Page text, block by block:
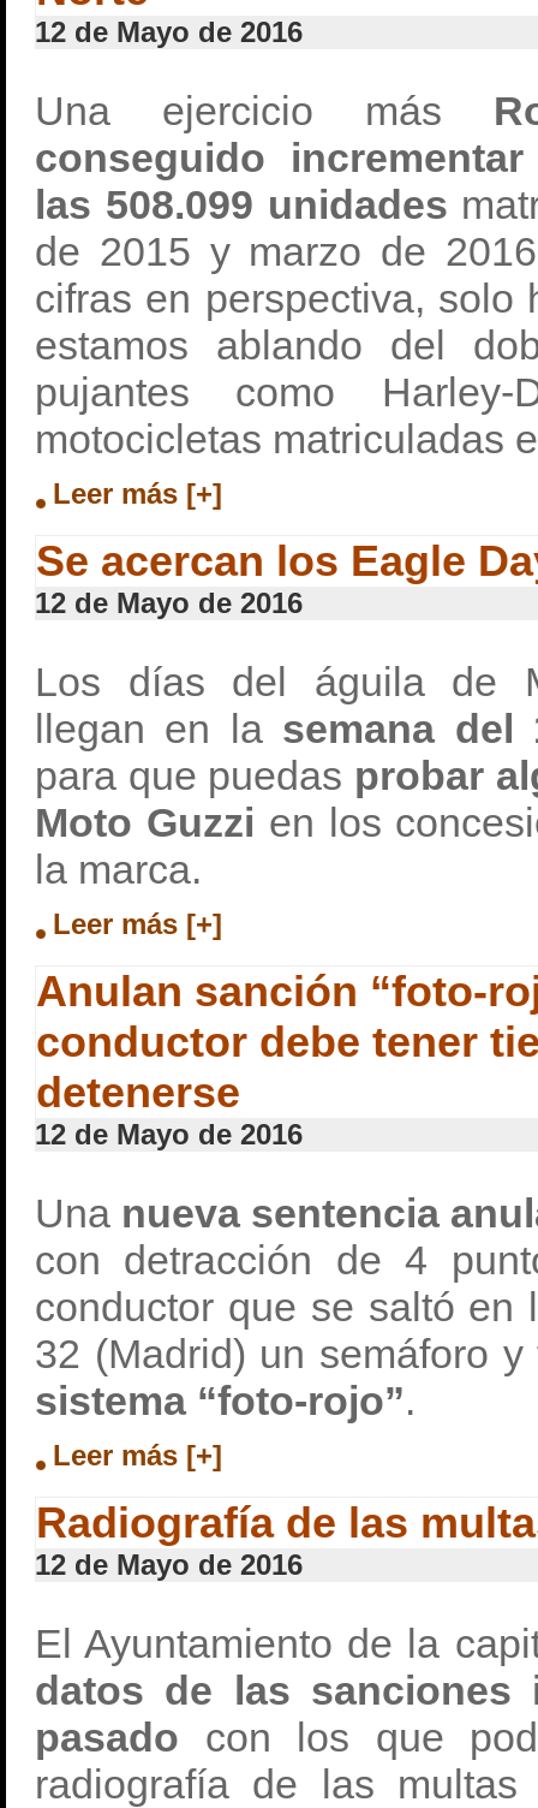
12 de Mayo de 2016
Una ejercicio más
conseguido
las 508.099 unidades
de 2015 y marzo de
cifras en perspectiva, solo
estamos ablando del
pujantes como Harley-
motocicletas matriculadas
Leer más [+]
Se acercan los Eagle
12 de Mayo de 2016
Los días del águila de
llegan en la semana del
para que puedas probar
Moto Guzzi en los
la marca.
Leer más [+]
Anulan sanción “foto-
conductor debe tener
detenerse
12 de Mayo de 2016
Una nueva sentencia
con detracción de 4
conductor que se saltó en
32 (Madrid) un semáforo
sistema “foto-rojo”.
Leer más [+]
Radiografía de las
12 de Mayo de 2016
El Ayuntamiento de la
datos de las sanciones
pasado con los que
radiografía de las